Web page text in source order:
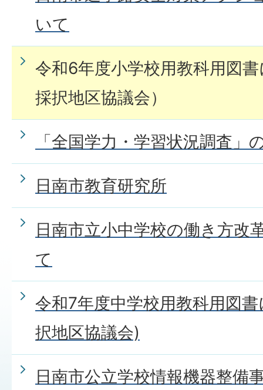
いて
令和6年度小学校用教科用図
採択地区協議会）
「全国学力・学習状況調査」
日南市教育研究所
日南市立小中学校の働き方改
て
令和7年度中学校用教科用図
択地区協議会)
日南市公立学校情報機器整備